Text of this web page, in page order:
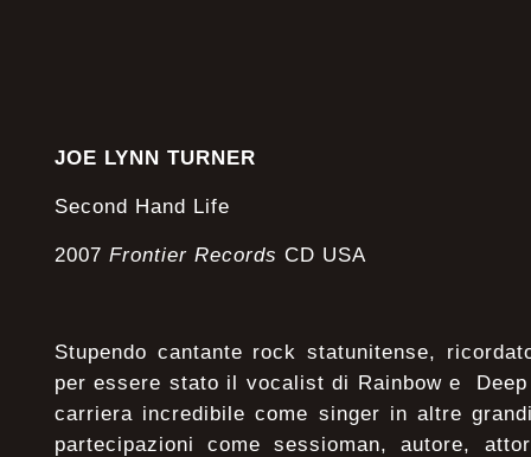
JOE LYNN TURNER
Second Hand Life
2007 Frontier Records CD USA
Stupendo cantante rock statunitense,
per essere stato il vocalist di Rainbow e
carriera incredibile come singer in altre
partecipazioni come sessioman, autore,